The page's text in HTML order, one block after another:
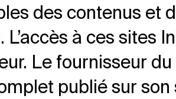
des contenus et
à ces sites
Le fournisseur
publié sur son